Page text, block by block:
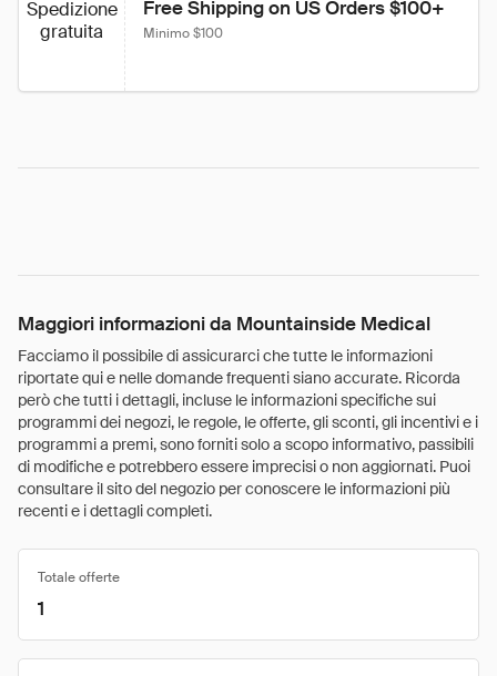
Spedizione
gratuita
Free Shipping on US Orders $100+
Minimo $100
Maggiori informazioni da Mountainside Medical
Facciamo il possibile di assicurarci che tutte le informazioni
riportate qui e nelle domande frequenti siano accurate. Ricorda
però che tutti i dettagli, incluse le informazioni specifiche sui
programmi dei negozi, le regole, le offerte, gli sconti, gli incentivi e i
programmi a premi, sono forniti solo a scopo informativo, passibili
di modifiche e potrebbero essere imprecisi o non aggiornati. Puoi
consultare il sito del negozio per conoscere le informazioni più
recenti e i dettagli completi.
Totale offerte
1